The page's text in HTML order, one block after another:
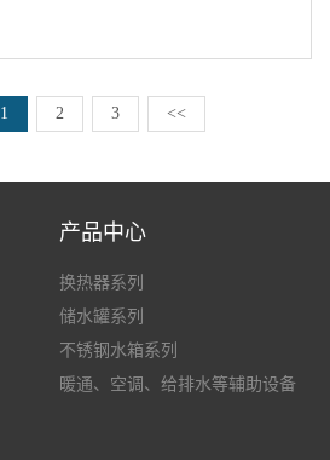
1 2 3 <<
产品中心
换热器系列
储水罐系列
不锈钢水箱系列
暖通、空调、给排水等辅助设备